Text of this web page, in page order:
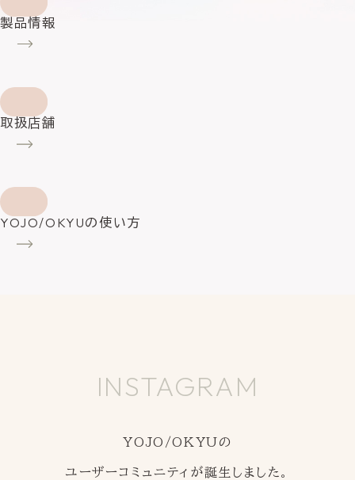
製品情報
取扱店舗
YOJO/OKYUの使い方
INSTAGRAM
YOJO/OKYUの
ユーザーコミュニティが誕生しました。